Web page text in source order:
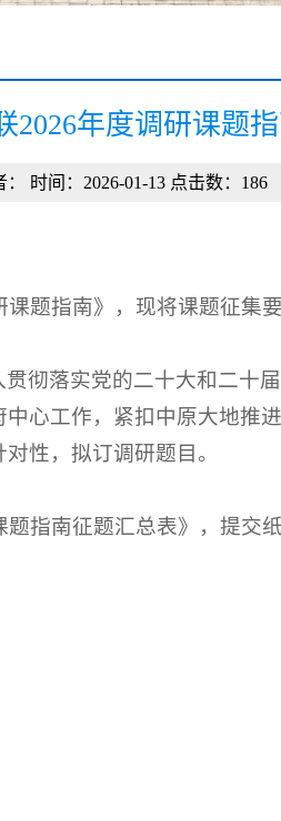
2026年度调研课题
： 时间：2026-01-13 点击数： 186
题指南》，现将课题征集要
彻落实党的二十大和二十
心工作，紧扣中原大地推
性，拟订调研题目。
指南征题汇总表》，提交